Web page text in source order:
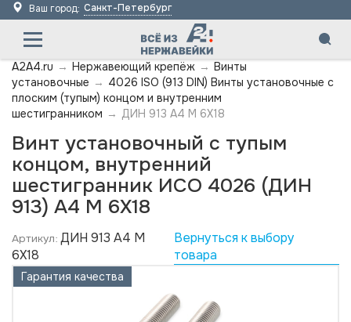
Ваш город: Санкт-Петербург
A2A4.ru → Нержавеющий крепёж → Винты
установочные → 4026 ISO (913 DIN) Винты установочные с
плоским (тупым) концом и внутренним
шестигранником → ДИН 913 А4 M 6X18
Винт установочный с тупым
концом, внутренний
шестигранник ИСО 4026 (ДИН
913) А4 M 6X18
Артикул: ДИН 913 А4 M
6X18
Вернуться к выбору
товара
Гарантия качества